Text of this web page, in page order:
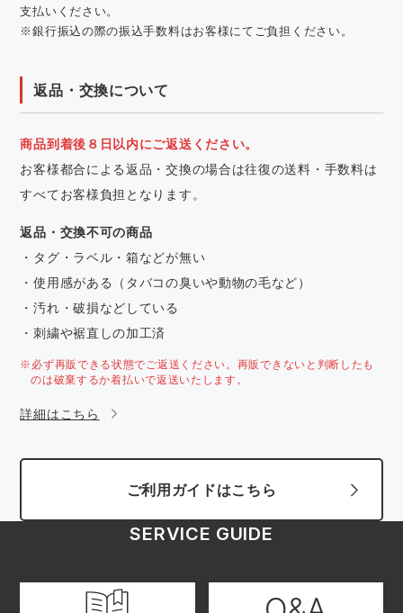
支払いください。
※銀行振込の際の振込手数料はお客様にてご負担ください。
返品・交換について
商品到着後８日以内にご返送ください。
お客様都合による返品・交換の場合は往復の送料・手数料は
すべてお客様負担となります。
返品・交換不可の商品
・タグ・ラベル・箱などが無い
・使用感がある（タバコの臭いや動物の毛など）
・汚れ・破損などしている
・刺繍や裾直しの加工済
※必ず再販できる状態でご返送ください。再販できないと判断したも
のは破棄するか着払いで返送いたします。
詳細はこちら
ご利用ガイドはこちら
SERVICE GUIDE